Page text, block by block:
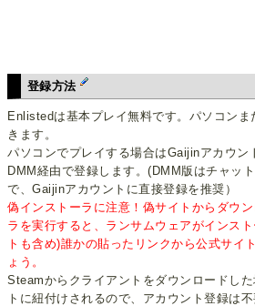
登録方法
Enlistedは基本プレイ無料です。パソコン
きます。
パソコンでプレイする場合はGaijinアカウン
DMM経由で登録します。(DMM版はチャッ
で、Gaijinアカウントに直接登録を推奨）
偽インストーラに注意！偽サイトからダウ
ラを実行すると、ランサムウェアがインス
トも含め)誰かの貼ったリンクから公式サイ
ょう。
Steamからクライアントをダウンロードし
トに紐付けされるので、アカウント登録は不